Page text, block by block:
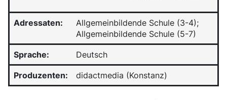
Adressaten:
Allgemeinbildende Schule (3-4);
Allgemeinbildende Schule (5-7)
Sprache: Deutsch
Produzenten: didactmedia (Konstanz)